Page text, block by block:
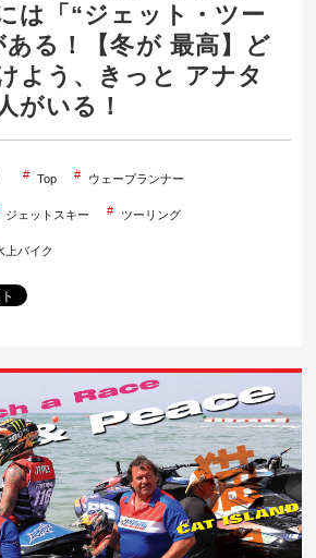
は「“ジェット・ツー
ある！【冬が 最高】ど
よう、きっと アナタ
がいる！
Top ウェーブランナー
ジェットスキー ツーリング
上バイク